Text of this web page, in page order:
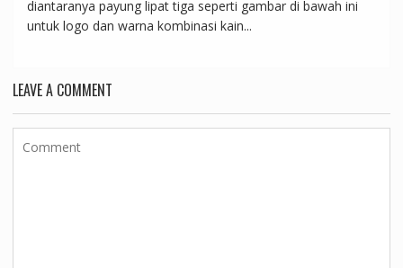
diantaranya payung lipat tiga seperti gambar di bawah ini
untuk logo dan warna kombinasi kain...
LEAVE A COMMENT